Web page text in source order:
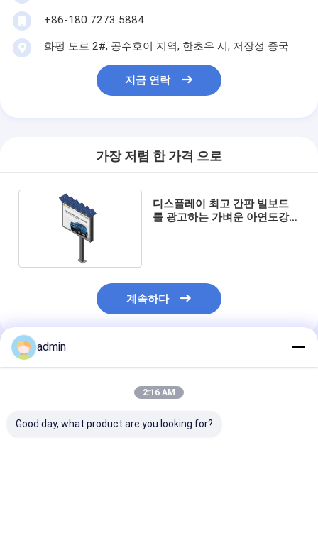
+86-180 7273 5884
화펑 도로 2#, 공수호이 지역, 한초우 시, 저장성 중국
지금 연락
가장 저렴 한 가격 으로
디스플레이 최고 간판 빌보드
를 광고하는 가벼운 아연도강
계속하다
추천된 제품
admin
2:16 AM
Good day, what product are you looking for?